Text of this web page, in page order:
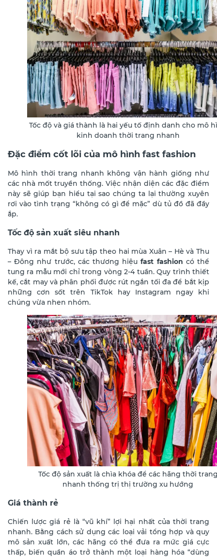
Tốc độ và giá thành là hai yếu tố định danh cho mô
kinh doanh thời trang nhanh
Đặc điểm cốt lõi của mô hình fast fashion
Mô hình thời trang nhanh không vận hành giống như
các nhà mốt truyền thống. Việc nhận diện các đặc điểm
này sẽ giúp bạn hiểu tại sao chúng ta lại thường xuyên
rơi vào tình trạng “không có gì để mặc” dù tủ đồ đã đầy
ắp.
Tốc độ sản xuất siêu nhanh
Thay vì ra mắt bộ sưu tập theo hai mùa Xuân – Hè và Thu
– Đông như trước, các thương hiệufast fashion có thể
tung ra mẫu mới chỉ trong vòng 2-4 tuần. Quy trình thiết
kế, cắt may và phân phối được rút ngắn tối đa để bắt kịp
những cơn sốt trên TikTok hay Instagram ngay khi
chúng vừa nhen nhóm.
Tốc độ sản xuất là chìa khóa để các hãng thời
nhanh thống trị thị trường xu hướng
Giá thành rẻ
Chiến lược giá rẻ là “vũ khí” lợi hại nhất của thời trang
nhanh. Bằng cách sử dụng các loại vải tổng hợp và quy
mô sản xuất lớn, các hãng có thể đưa ra mức giá cực
thấp, biến quần áo trở thành một loại hàng hóa “dùng